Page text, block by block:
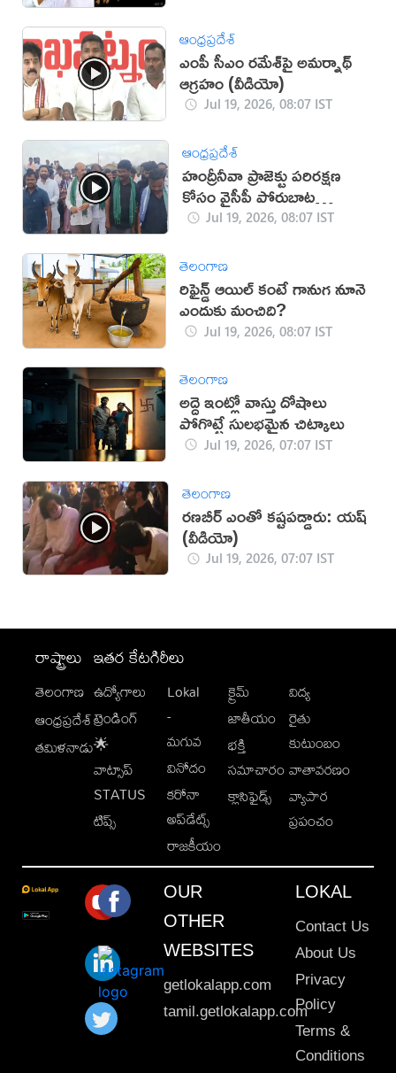
ఆంధ్రప్రదేశ్
ఎంపీ సీఎం రమేశ్‌పై అమర్నాథ్
ఆగ్రహం (వీడియో)
Jul 19, 2026, 08:07 IST
ఆంధ్రప్రదేశ్
హంద్రీనీవా ప్రాజెక్టు పరిరక్షణ
కోసం వైసీపీ పోరుబాట
(వీడియో)
Jul 19, 2026, 08:07 IST
తెలంగాణ
రిఫైన్డ్ ఆయిల్ కంటే గానుగ నూనె
ఎందుకు మంచిది?
Jul 19, 2026, 08:07 IST
తెలంగాణ
అద్దె ఇంట్లో వాస్తు దోషాలు
పోగొట్టే సులభమైన చిట్కాలు
Jul 19, 2026, 07:07 IST
తెలంగాణ
రణబీర్ ఎంతో కష్టపడ్డారు: యష్
(వీడియో)
Jul 19, 2026, 07:07 IST
రాష్ట్రాలు
తెలంగాణ
ఆంధ్రప్రదేశ్
తమిళనాడు
ఇతర కేటగిరీలు
ఉద్యోగాలు
ట్రెండింగ్
🌟
వాట్సాప్
STATUS
టిప్స్
Lokal
-
మగువ
వినోదం
కరోనా
అప్‌డేట్స్
రాజకీయం
క్రైమ్
జాతీయం
భక్తి
సమాచారం
క్లాసిఫైడ్స్
విద్య
రైతు
కుటుంబం
వాతావరణం
వ్యాపార
ప్రపంచం
OUR
OTHER
WEBSITES
getlokalapp.com
tamil.getlokalapp.com
LOKAL
Contact Us
About Us
Privacy
Policy
Terms &
Conditions